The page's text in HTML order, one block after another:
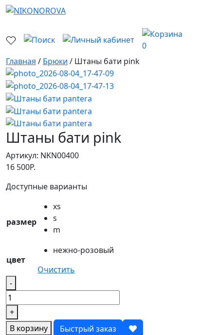
0
Главная / Брюки / Штаны бати pink
Штаны бати pink
Артикул: NKN00400
16 500Р.
Доступные варианты
размер
xs
s
m
цвет
нежно-розовый
Очистить
Количество
товара
Штаны
бати
pink
-
+
В корзину
Быстрый заказ